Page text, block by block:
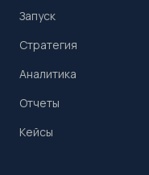
Запуск
Стратегия
Аналитика
Отчеты
Кейсы